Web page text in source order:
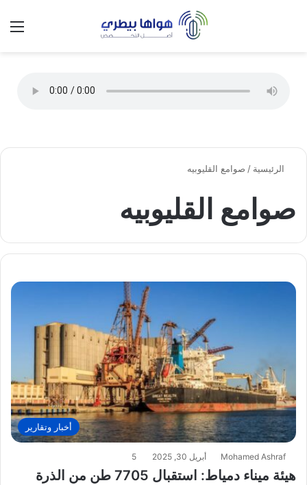
الوضع
الرئيسية / صوامع القليوبيه
صوامع القليوبيه
أخبار وتقارير
Mohamed Ashraf أبريل 30, 2025 5
هيئة ميناء دمياط: استقبال 7705 طن من الذرة